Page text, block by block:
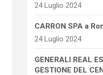
24 Luglio 2024
CARRON SPA a
24 Luglio 2024
GENERALI REAL
GESTIONE DEL